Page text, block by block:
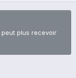
plus recevoir